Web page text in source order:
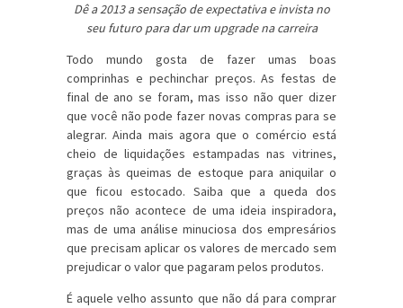
Dê a 2013 a sensação de expectativa e invista no
seu futuro para dar um upgrade na carreira
Todo mundo gosta de fazer umas boas
comprinhas e pechinchar preços. As festas de
final de ano se foram, mas isso não quer dizer
que você não pode fazer novas compras para se
alegrar. Ainda mais agora que o comércio está
cheio de liquidações estampadas nas vitrines,
graças às queimas de estoque para aniquilar o
que ficou estocado. Saiba que a queda dos
preços não acontece de uma ideia inspiradora,
mas de uma análise minuciosa dos empresários
que precisam aplicar os valores de mercado sem
prejudicar o valor que pagaram pelos produtos.
É aquele velho assunto que não dá para comprar